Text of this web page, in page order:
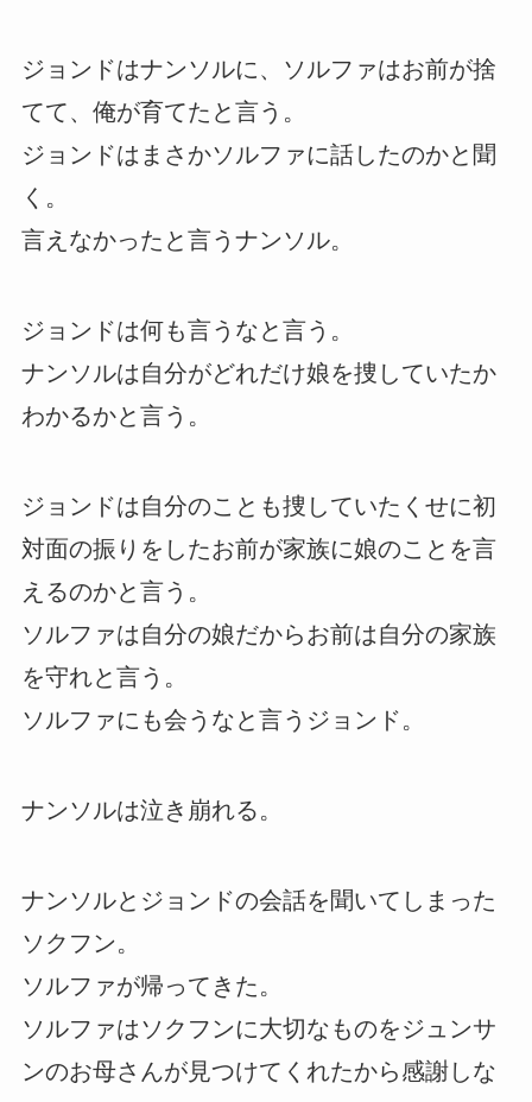
ジョンドはナンソルに、ソルファはお前が捨
てて、俺が育てたと言う。
ジョンドはまさかソルファに話したのかと聞
く。
言えなかったと言うナンソル。
ジョンドは何も言うなと言う。
ナンソルは自分がどれだけ娘を捜していたか
わかるかと言う。
ジョンドは自分のことも捜していたくせに初
対面の振りをしたお前が家族に娘のことを言
えるのかと言う。
ソルファは自分の娘だからお前は自分の家族
を守れと言う。
ソルファにも会うなと言うジョンド。
ナンソルは泣き崩れる。
ナンソルとジョンドの会話を聞いてしまった
ソクフン。
ソルファが帰ってきた。
ソルファはソクフンに大切なものをジュンサ
ンのお母さんが見つけてくれたから感謝しな